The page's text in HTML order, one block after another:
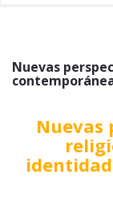
Nuevas
Nuevas